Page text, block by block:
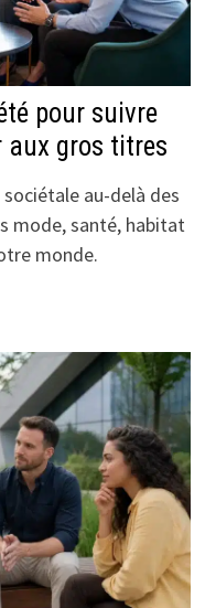
pour suivre
aux gros titres
au-delà des
mode, santé, habitat
monde.